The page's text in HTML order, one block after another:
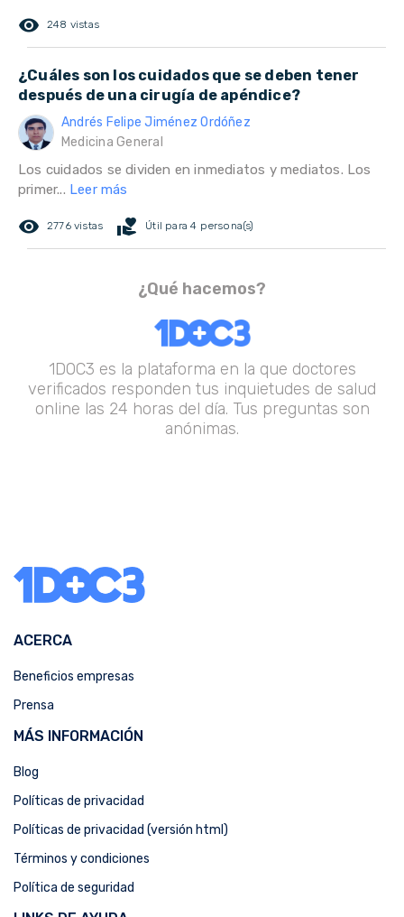
remove_red_eye 248 vistas
¿Cuáles son los cuidados que se deben tener
después de una cirugía de apéndice?
Andrés Felipe Jiménez Ordóñez
Medicina General
Los cuidados se dividen en inmediatos y mediatos. Los
primer... Leer más
remove_red_eye 2776 vistas volunteer_activism Útil para 4 persona(s)
¿Qué hacemos?
1DOC3 es la plataforma en la que doctores
verificados responden tus inquietudes de salud
online las 24 horas del día. Tus preguntas son
anónimas.
ACERCA
Beneficios empresas
Prensa
MÁS INFORMACIÓN
Blog
Políticas de privacidad
Políticas de privacidad (versión html)
Términos y condiciones
Política de seguridad